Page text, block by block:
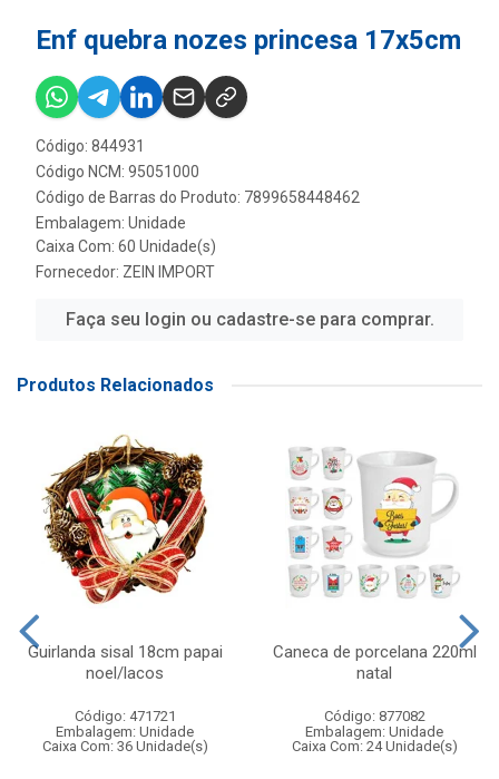
Enf quebra nozes princesa 17x5cm
Código: 844931
Código NCM: 95051000
Código de Barras do Produto: 7899658448462
Embalagem: Unidade
Caixa Com: 60 Unidade(s)
Fornecedor: ZEIN IMPORT
Faça seu login ou cadastre-se para comprar.
Produtos Relacionados
Guirlanda sisal 18cm papai
noel/lacos
Código: 471721
Embalagem: Unidade
Caixa Com: 36 Unidade(s)
Caneca de porcelana 220ml
natal
Código: 877082
Embalagem: Unidade
Caixa Com: 24 Unidade(s)